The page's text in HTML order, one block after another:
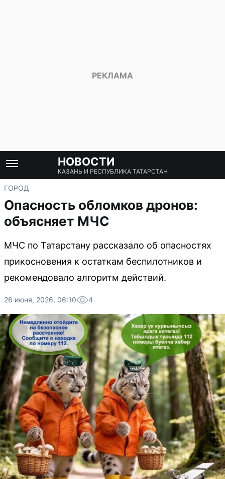
НОВОСТИ
КАЗАНЬ И РЕСПУБЛИКА ТАТАРСТАН
ГОРОД
Опасность обломков дронов:
объясняет МЧС
МЧС по Татарстану рассказало об опасностях
прикосновения к остаткам беспилотников и
рекомендовало алгоритм действий.
26 июня, 2026, 06:10 4